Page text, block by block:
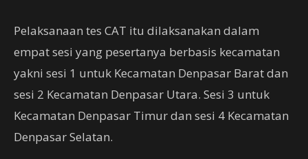
Pelaksanaan tes CAT itu dilaksanakan dalam
empat sesi yang pesertanya berbasis kecamatan
yakni sesi 1 untuk Kecamatan Denpasar Barat dan
sesi 2 Kecamatan Denpasar Utara. Sesi 3 untuk
Kecamatan Denpasar Timur dan sesi 4 Kecamatan
Denpasar Selatan.